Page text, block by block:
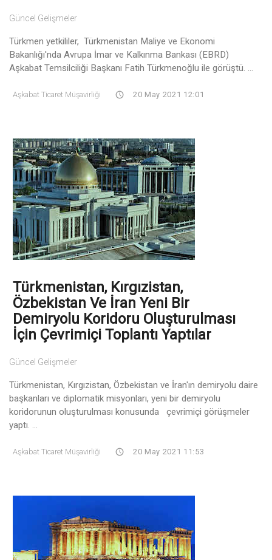
Güncel Gelişmeler
Türkmen yetkililer, Türkmenistan Maliye ve Ekonomi
Bakanlığı'nda Avrupa İmar ve Kalkınma Bankası (EBRD)
Aşkabat Temsilciliği Başkanı Fatih Türkmenoğlu ile görüştü. ...
Aşkabat Ticaret Müşavirliği 20 May 2021 12:01
Türkmenistan, Kırgızistan,
Özbekistan Ve İran Yeni Bir
Demiryolu Koridoru Oluşturulması
İçin Çevrimiçi Toplantı Yaptılar
Güncel Gelişmeler
Türkmenistan, Kırgızistan, Özbekistan ve İran'ın demiryolu daire
başkanları ve diplomatik misyonları, yeni bir demiryolu
koridorunun oluşturulması konusunda çevrimiçi görüşmeler
yaptı. ...
Aşkabat Ticaret Müşavirliği 20 May 2021 11:53